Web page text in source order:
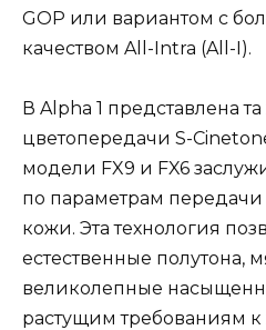
GOP или вариантом с
качеством All-Intra (All-I).
В Alpha 1 представлена
цветопередачи S-
модели FX9 и FX6
по параметрам передачи
кожи. Эта технология
естественные полутона,
великолепные
растущим требованиям к